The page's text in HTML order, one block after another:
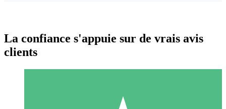
La confiance s'appuie sur de vrais avis
clients